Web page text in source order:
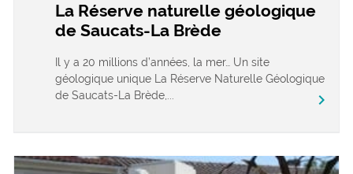
La Réserve naturelle géologique
de Saucats-La Brède
Il y a 20 millions d’années, la mer… Un site
géologique unique La Réserve Naturelle Géologique
de Saucats-La Brède,...
chevron_right